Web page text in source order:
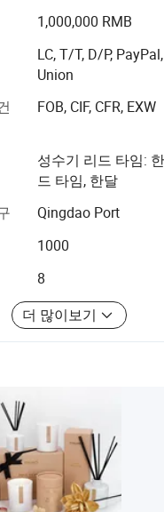
신
인 팀
따라 설계 및 생산𝕘고 제
추가𝕠 수 있습니다.
서 전 세계 더 많은 소중
습니다.
적절한 서비스 외에도,
제 제품으로 쉽게 변환할
강력한 지원 요소가 될
한 고객들이 브랜드를 성
Givaudan, IFF, EFF 등과
협력하여 촛불과 리드 디
니다. 또한 오일 샘플을
도 있습니다. 매년 인기
록이 있습니다.
렴한 비용으로 유연한 디
라믹 홀더도 있고, 비용
컬러 라벨, 종이 상자, 고
있는 애완동물 상자 등을
따라 상품을 생산할 수
1,000,000 RMB
LC, T/T, D/P,
Union
FOB, CIF, CFR, EXW
성수기 리드 타임:
드 타임, 한달
Qingdao Port
1000
8
더 많이보기